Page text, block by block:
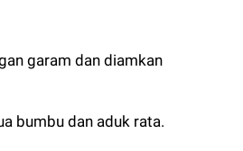
garam dan diamkan
bumbu dan aduk rata.